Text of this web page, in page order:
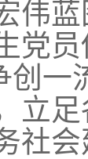
伟
党
创一
立
社